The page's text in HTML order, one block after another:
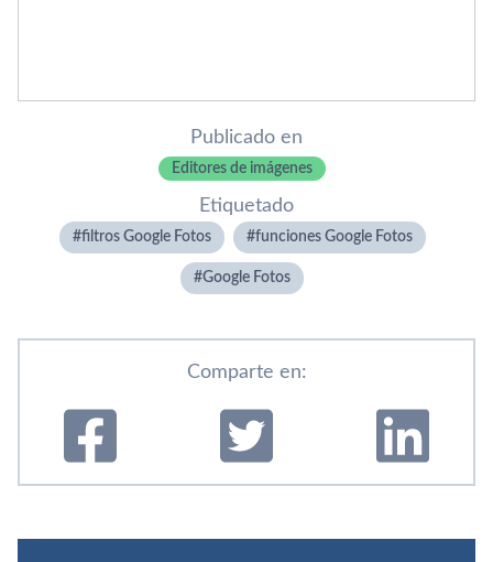
Publicado en
Editores de imágenes
Etiquetado
filtros Google Fotos funciones Google Fotos
Google Fotos
Comparte en: